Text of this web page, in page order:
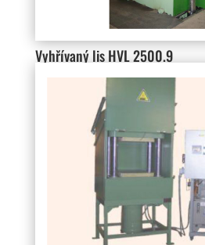
Vyhřívaný lis HVL 2500.9